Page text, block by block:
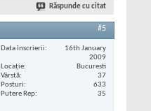
Răspunde cu citat
#5
Data înscrierii
16th January
2009
Locaţie
Bucuresti
Vârstă
37
Posturi
633
Putere Rep
35